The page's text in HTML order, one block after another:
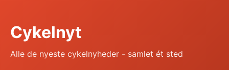
Cykelnyt
Alle de nyeste cykelnyheder - samlet ét sted